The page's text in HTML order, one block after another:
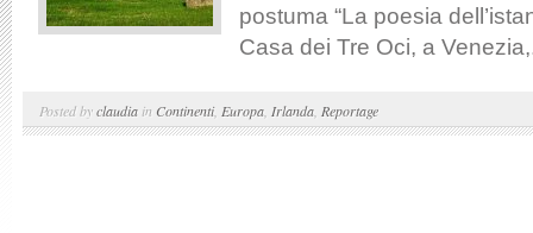
postuma “La poesia
Casa dei Tre Oci, a
Posted byclaudia in Continenti, Europa Irlanda Reportage